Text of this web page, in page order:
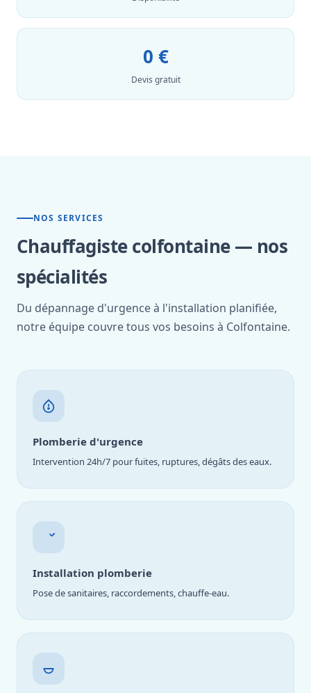
0 €
Devis gratuit
NOS SERVICES
Chauffagiste colfontaine — nos
spécialités
Du dépannage d'urgence à l'installation planifiée,
notre équipe couvre tous vos besoins à Colfontaine.
Plomberie d'urgence
Intervention 24h/7 pour fuites, ruptures, dégâts des eaux.
Installation plomberie
Pose de sanitaires, raccordements, chauffe-eau.